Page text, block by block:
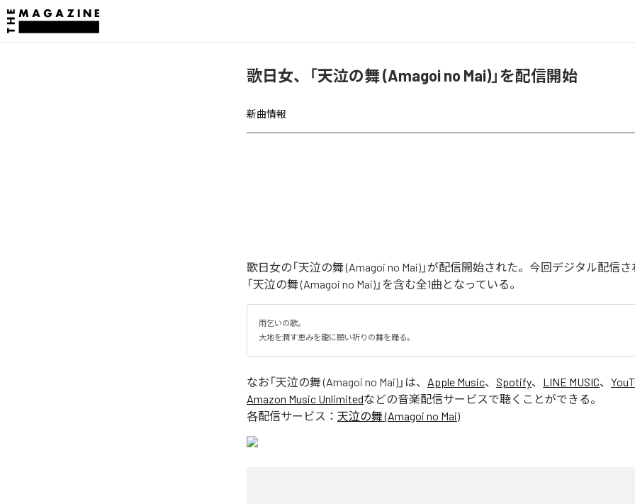
歌日女、「天泣の舞 (Amagoi no Mai)」を配信開始
新曲情報
歌日女の「天泣の舞 (Amagoi no Mai)」が配信開始された。今回デジタル配信
「天泣の舞 (Amagoi no Mai)」を含む全1曲となっている。
雨乞いの歌。
大地を潤す恵みを龍に願い祈りの舞を踊る。
なお「天泣の舞 (Amagoi no Mai) 」は、 Apple Music、 Spotify、 LINE MUSIC、
Amazon Music Unlimitedなどの音楽配信サービスで聴くことができる。
各配信サービス： 天泣の舞 (Amagoi no Mai)